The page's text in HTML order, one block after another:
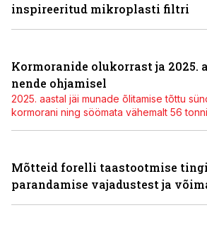
inspireeritud mikroplasti filtri
Kormoranide olukorrast ja 2025.
nende ohjamisel
2025. aastal jäi munade õlitamise tõttu
kormorani ning söömata vähemalt 56
Mõtteid forelli taastootmise
parandamise vajadustest ja